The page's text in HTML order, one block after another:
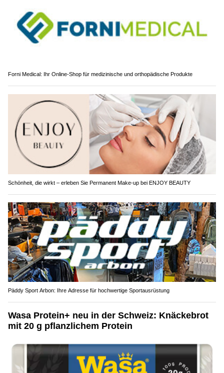
Forni Medical: Ihr Online-Shop für medizinische und orthopädische Produkte
Schönheit, die wirkt – erleben Sie Permanent Make-up bei ENJOY BEAUTY
Päddy Sport Arbon: Ihre Adresse für hochwertige Sportausrüstung
Wasa Protein+ neu in der Schweiz: Knäckebrot
mit 20 g pflanzlichem Protein